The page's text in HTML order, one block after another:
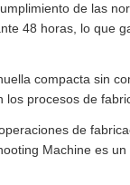
de las
48 horas, lo que
compacta sin
procesos de
de
Machine es